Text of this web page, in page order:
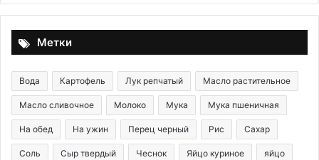
Метки
Вода Картофель Лук репчатый Масло растительное
Масло сливочное Молоко Мука Мука пшеничная
На обед На ужин Перец черный Рис Сахар
Соль Сыр твердый Чеснок Яйцо куриное яйцо